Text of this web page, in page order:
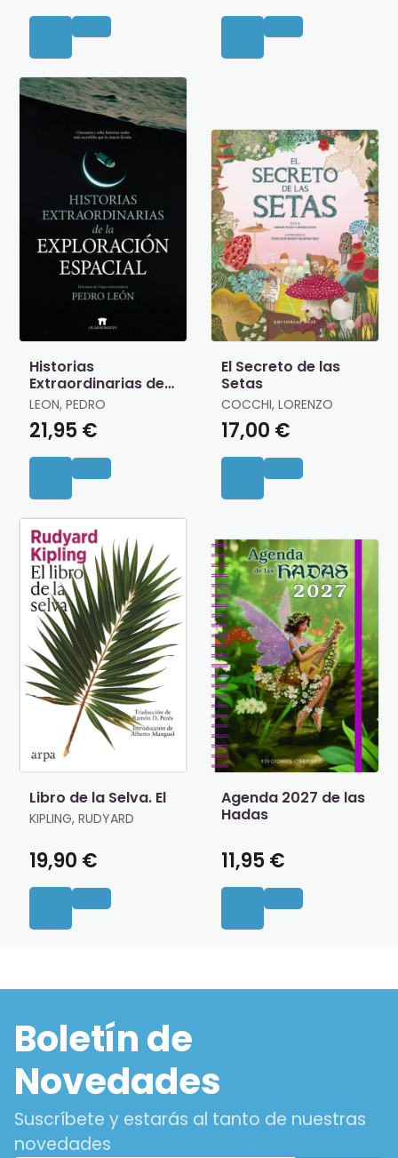
Historias
Extraordinarias de
la Exploracion
Espacial
LEON, PEDRO
21,95 €
El Secreto de las
Setas
COCCHI, LORENZO
17,00 €
Libro de la Selva. El
KIPLING, RUDYARD
19,90 €
Agenda 2027 de las
Hadas
11,95 €
Boletín de
Novedades
Suscríbete y estarás al tanto de nuestras
novedades